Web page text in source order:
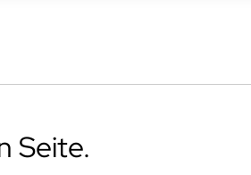
Seite.